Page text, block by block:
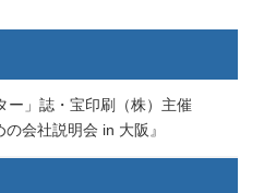
ー」誌・宝印刷（株）主催
会社説明会 in 大阪』